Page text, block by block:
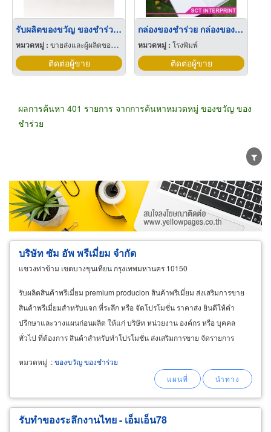
รับผลิตของขวัญ ของชำร่วย ที่ทำจากพิวเตอร์
หมวดหมู่ : ขายส่งและผู้ผลิตของขวัญและของชำร่วย
ติดต่อผู้ขาย
กล่องของชำร่วย กล่องของที่ระลึก พระราม2 บางขุนเทียน
หมวดหมู่ :โรงพิมพ์
ติดต่อผู้ขาย
ผลการค้นหา 401 รายการ จากการค้นหาหมวดหมู่ ของขวัญ ของ
ชำร่วย
ขายส่ง ขายปลีก ผู้ผลิต
ตัวแทนจัดจำหน่าย
ผู้ส่งออก/นำเข้า
ธุรกิจบริการ
บริษัท ซัม อัพ พรีเมี่ยม จำกัด
แขวงท่าข้าม เขตบางขุนเทียน กรุงเทพมหานคร 10150
รับผลิตสินค้าพรีเมี่ยม premium producion สินค้าพรีเมี่ยม ส่งเสริมการขาย
สินค้าพรีเมี่ยมสำหรับแจก ที่ระลึก หรือ จัดโปรโมชั่น ราคาส่ง ยินดีให้คำ
ปรึกษาและวางแผนก่อนผลิต ให้แก่ บริษัท หน่วยงาน องค์กร หรือ บุคคล
ทั่วไป ที่ต้องการ สินค้าสำหรับทำโปรโมชั่น ส่งเสริมการขาย จัดรายการ
หมวดหมู่ :ของขวัญ ของชำร่วย
รับทำของระลึกงานไทย - เอ็มเอ็น78